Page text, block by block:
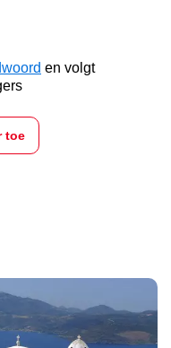
en volgt
toe